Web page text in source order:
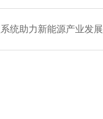
统助力新能源产业发展